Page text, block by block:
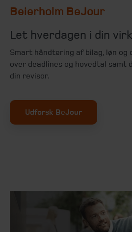
Beierholm BeJour
Let hverdagen i din
Smart håndtering af bilag, løn og
over deadlines og hovedtal samt
din revisor.
Udforsk BeJour